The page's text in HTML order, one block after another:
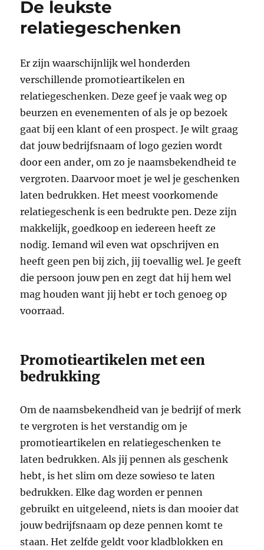
De leukste
relatiegeschenken
Er zijn waarschijnlijk wel honderden
verschillende promotieartikelen en
relatiegeschenken. Deze geef je vaak weg op
beurzen en evenementen of als je op bezoek
gaat bij een klant of een prospect. Je wilt graag
dat jouw bedrijfsnaam of logo gezien wordt
door een ander, om zo je naamsbekendheid te
vergroten. Daarvoor moet je wel je geschenken
laten bedrukken. Het meest voorkomende
relatiegeschenk is een bedrukte pen. Deze zijn
makkelijk, goedkoop en iedereen heeft ze
nodig. Iemand wil even wat opschrijven en
heeft geen pen bij zich, jij toevallig wel. Je geeft
die persoon jouw pen en zegt dat hij hem wel
mag houden want jij hebt er toch genoeg op
voorraad.
Promotieartikelen met een
bedrukking
Om de naamsbekendheid van je bedrijf of merk
te vergroten is het verstandig om je
promotieartikelen en relatiegeschenken te
laten bedrukken. Als jij pennen als geschenk
hebt, is het slim om deze sowieso te laten
bedrukken. Elke dag worden er pennen
gebruikt en uitgeleend, niets is dan mooier dat
jouw bedrijfsnaam op deze pennen komt te
staan. Het zelfde geldt voor kladblokken en